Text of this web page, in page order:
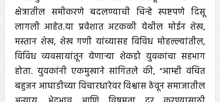
क्षेत्रातील समीकरणे बदलण्याची चिन्हे स्पष्टपणे दिसू
लागली आहेत.या प्रवेशात अटकळी येथील मोईन शेख,
मस्तान शेख, शेख गणी यांच्यासह विविध मोहल्ल्यांतील,
विविध व्यवसायांतून येणाऱ्या शेकडो युवकांचा सहभाग
होता. युवकांनी एकमुखाने सांगितले की, “आम्ही वंचित
बहुजन आघाडीच्या विचारधारेवर विश्वास ठेवून समाजातील